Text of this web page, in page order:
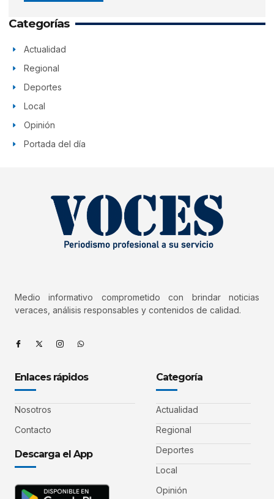
Categorías
Actualidad
Regional
Deportes
Local
Opinión
Portada del día
Medio informativo comprometido con brindar noticias
veraces, análisis responsables y contenidos de calidad.
Enlaces rápidos
Nosotros
Contacto
Descarga el App
Categoría
Actualidad
Regional
Deportes
Local
Opinión